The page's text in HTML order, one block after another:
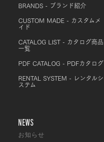
BRANDS - ブランド紹介
CUSTOM MADE - カスタムメ
イド
CATALOG LIST - カタログ商品
一覧
PDF CATALOG - PDFカタログ
RENTAL SYSTEM - レンタルシ
ステム
NEWS
お知らせ